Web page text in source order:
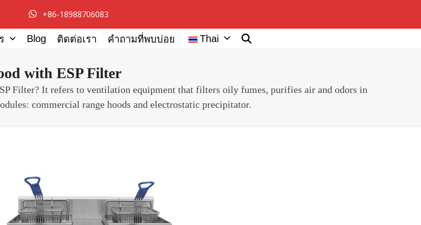
+86-18988706083
Blog ติดต่อเรา คำถามที่พบบ่อย Thai
with ESP Filter
Filter? It refers to ventilation equipment that filters oily fumes, purifies air and odors in
commercial range hoods and electrostatic precipitator.